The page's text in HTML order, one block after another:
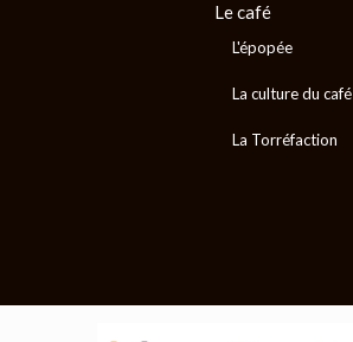
Le café
L'épopée
La culture du café
La Torréfaction